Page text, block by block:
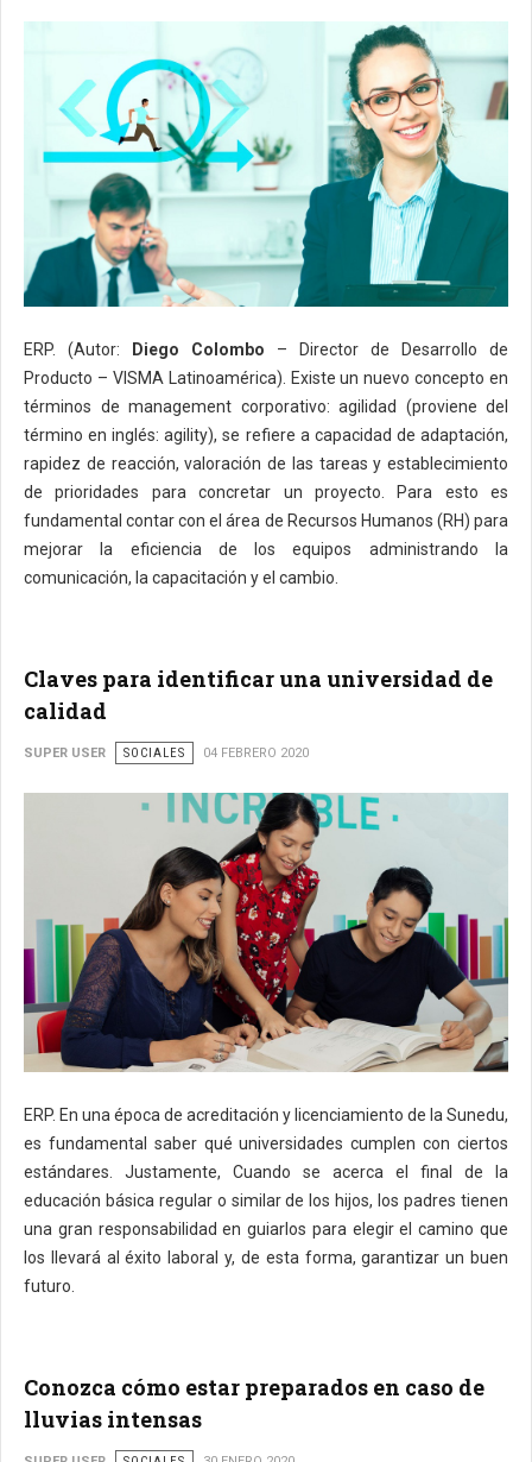
ERP. (Autor: Diego Colombo – Director de Desarrollo de
Producto – VISMA Latinoamérica). Existe un nuevo concepto en
términos de management corporativo: agilidad (proviene del
término en inglés: agility), se refiere a capacidad de adaptación,
rapidez de reacción, valoración de las tareas y establecimiento
de prioridades para concretar un proyecto. Para esto es
fundamental contar con el área de Recursos Humanos (RH) para
mejorar la eficiencia de los equipos administrando la
comunicación, la capacitación y el cambio.
Claves para identificar una universidad de
calidad
SUPER USER SOCIALES 04 FEBRERO 2020
ERP. En una época de acreditación y licenciamiento de la Sunedu,
es fundamental saber qué universidades cumplen con ciertos
estándares. Justamente, Cuando se acerca el final de la
educación básica regular o similar de los hijos, los padres tienen
una gran responsabilidad en guiarlos para elegir el camino que
los llevará al éxito laboral y, de esta forma, garantizar un buen
futuro.
Conozca cómo estar preparados en caso de
lluvias intensas